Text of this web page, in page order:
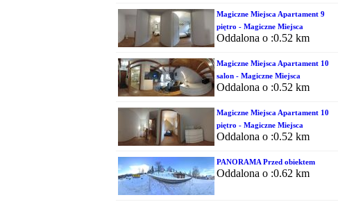
Magiczne Miejsca Apartament 9
piętro - Magiczne Miejsca
Oddalona o :0.52 km
Magiczne Miejsca Apartament 10
salon - Magiczne Miejsca
Oddalona o :0.52 km
Magiczne Miejsca Apartament 10
piętro - Magiczne Miejsca
Oddalona o :0.52 km
PANORAMA Przed obiektem
Oddalona o :0.62 km